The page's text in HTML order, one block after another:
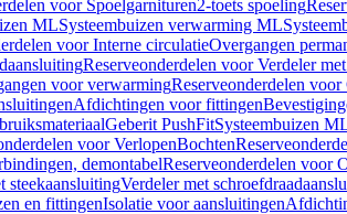
voor Spoelgarnituren2-toets spoeling
MLSysteembuizen verwarming ML
voor Interne circulatieOvergangen
Reserveonderdelen voor Verdeler
voor verwarmingReserveonderdelen
Afdichtingen voor fittingen
Geberit PushFitSysteembuizen
voor VerlopenBochten
demontabelReserveonderdelen voor
steekaansluitingVerdeler met
en fittingenIsolatie voor aansluitingen